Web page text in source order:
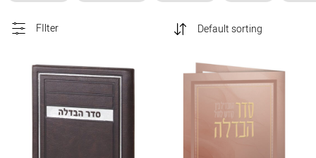
FIlter